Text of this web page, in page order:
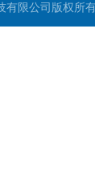
有限公司版权